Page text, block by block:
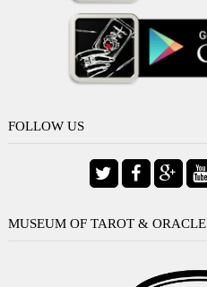
FOLLOW US
MUSEUM OF TAROT & ORACLE